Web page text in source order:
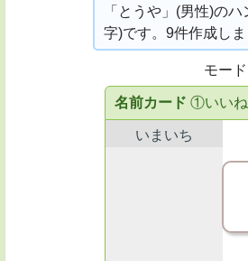
「とうや」(男性)の
字)です。9件作成しま
モード
名前カード ①いいね
いまいち